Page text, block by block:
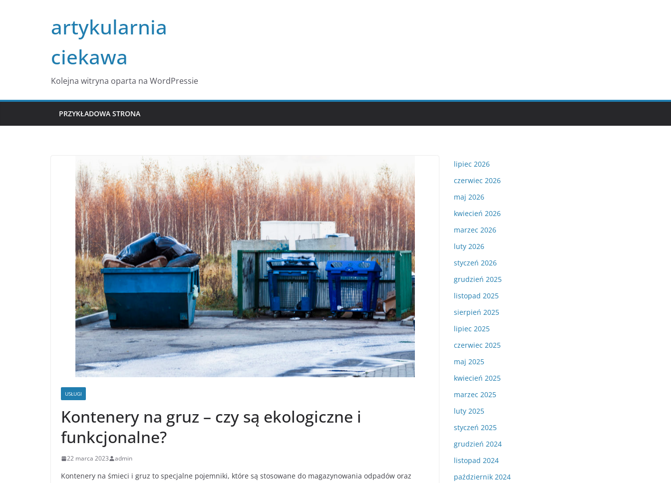
artykularnia
ciekawa
Kolejna witryna oparta na WordPressie
PRZYKŁADOWA STRONA
USŁUGI
Kontenery na gruz – czy są ekologiczne i
funkcjonalne?
22 marca 2023 admin
Kontenery na śmieci i gruz to specjalne pojemniki, które są stosowane do magazynowania odpadów oraz
lipiec 2026
czerwiec 2026
maj 2026
kwiecień 2026
marzec 2026
luty 2026
styczeń 2026
grudzień 2025
listopad 2025
sierpień 2025
lipiec 2025
czerwiec 2025
maj 2025
kwiecień 2025
marzec 2025
luty 2025
styczeń 2025
grudzień 2024
listopad 2024
październik 2024